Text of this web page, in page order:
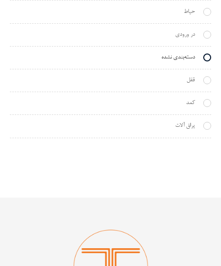
حیاط
در ورودی
دسته‌بندی نشده
ققل
کمد
یراق آلات